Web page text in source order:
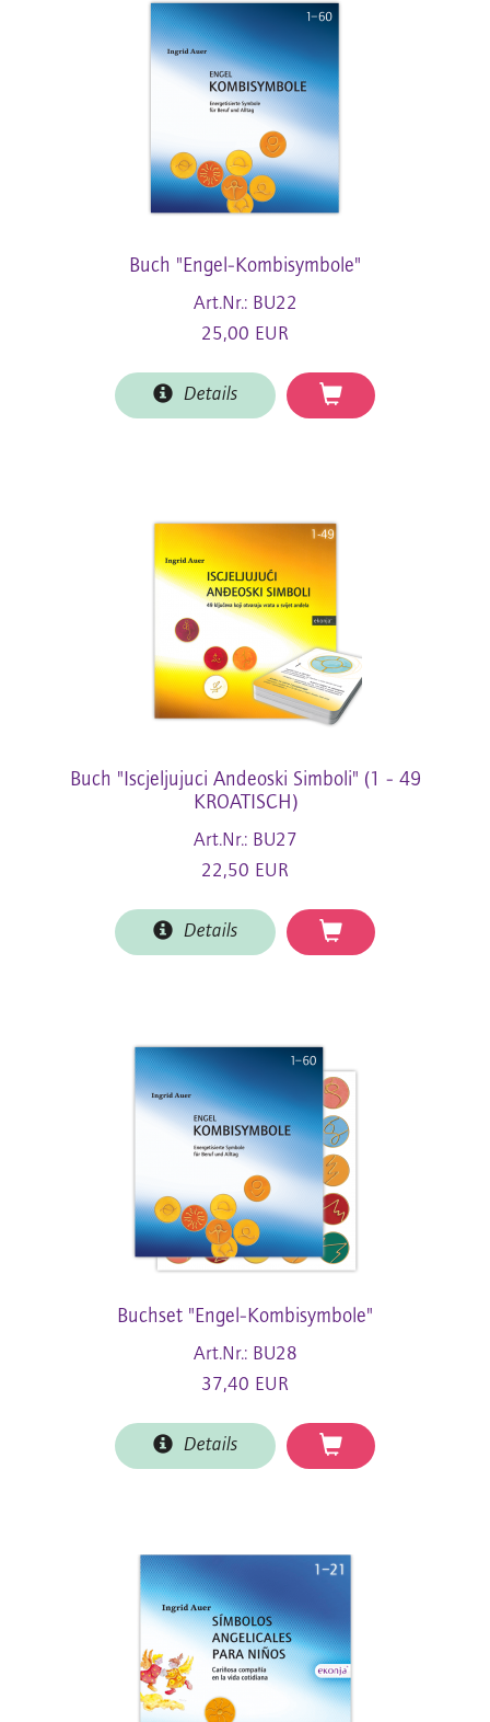
Buch "Engel-Kombisymbole"
Art.Nr.: BU22
25,00 EUR
Details
Buch "Iscjeljujuci Andeoski Simboli" (1 - 49
KROATISCH)
Art.Nr.: BU27
22,50 EUR
Details
Buchset "Engel-Kombisymbole"
Art.Nr.: BU28
37,40 EUR
Details